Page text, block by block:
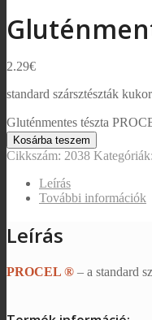
2.29€
standard szársztészták
Gluténmentes tészta
Kosárba teszem
Cikkszám: 2038 Kategóriák:
Leírás
További információk
Leírás
PROCEL ® – a standard